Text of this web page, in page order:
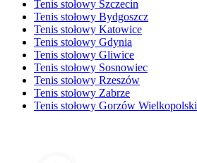
Tenis stołowy Szczecin
Tenis stołowy Bydgoszcz
Tenis stołowy Katowice
Tenis stołowy Gdynia
Tenis stołowy Gliwice
Tenis stołowy Sosnowiec
Tenis stołowy Rzeszów
Tenis stołowy Zabrze
Tenis stołowy Gorzów Wielkopolski